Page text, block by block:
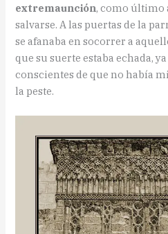
extremaunción, como último
salvarse. A las puertas de la
se afanaba en socorrer a
que su suerte estaba echada,
conscientes de que no había
la peste.